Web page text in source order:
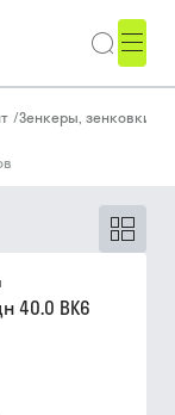
/Зенкеры, зенковки,
40.0 ВК6